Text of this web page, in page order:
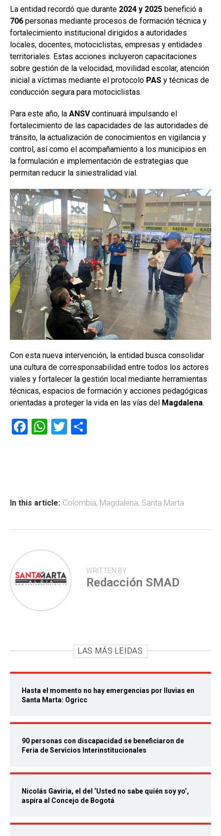
La entidad recordó que durante 2024 y 2025 benefició a
706 personas mediante procesos de formación técnica y
fortalecimiento institucional dirigidos a autoridades
locales, docentes, motociclistas, empresas y entidades
territoriales. Estas acciones incluyeron capacitaciones
sobre gestión de la velocidad, movilidad escolar, atención
inicial a víctimas mediante el protocolo PAS y técnicas de
conducción segura para motociclistas.
Para este año, la ANSVcontinuará impulsando el
fortalecimiento de las capacidades de las autoridades de
tránsito, la actualización de conocimientos en vigilancia y
control, así como el acompañamiento a los municipios en
la formulación e implementación de estrategias que
permitan reducir la siniestralidad vial.
Con esta nueva intervención, la entidad busca consolidar
una cultura de corresponsabilidad entre todos los actores
viales y fortalecer la gestión local mediante herramientas
técnicas, espacios de formación y acciones pedagógicas
orientadas a proteger la vida en las vías del Magdalena.
F
ok
W
p
T
tir
In this article: Colombia, Magdalena, Santa Marta
WRITTEN BY
Redacción SMAD
LAS MÁS LEIDAS
Hasta el momento no hay emergencias por lluvias en
Santa Marta: Ogricc
90 personas con discapacidad se beneficiaron de
Feria de Servicios Interinstitucionales
Nicolás Gaviria, el del ‘Usted no sabe quién soy yo’,
aspira al Concejo de Bogotá